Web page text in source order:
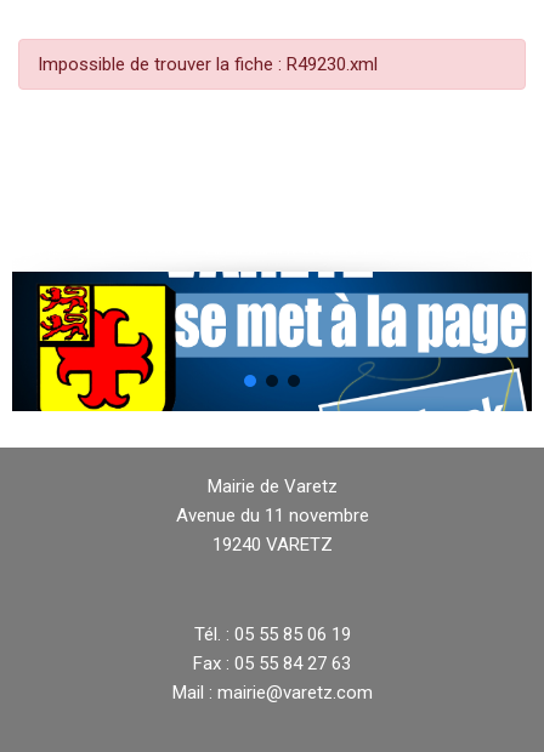
Impossible de trouver la fiche : R49230.xml
Mairie de Varetz
Avenue du 11 novembre
19240 VARETZ
Tél. : 05 55 85 06 19
Fax : 05 55 84 27 63
Mail : mairie@varetz.com